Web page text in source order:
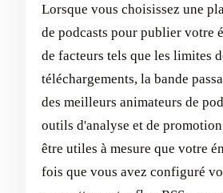
Lorsque vous choisissez une
de podcasts pour publier votre
de facteurs tels que les limites
téléchargements, la bande
des meilleurs animateurs de
outils d'analyse et de
être utiles à mesure que votre
fois que vous avez configuré